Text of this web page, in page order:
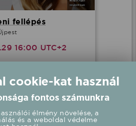
fellépés
16:00 UTC+2
cookie-kat használ
fontos számunkra
élmény növelése, a
és a weboldal védelme
használ.